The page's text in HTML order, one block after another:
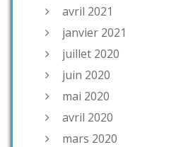
avril 2021
janvier 2021
juillet 2020
juin 2020
mai 2020
avril 2020
mars 2020